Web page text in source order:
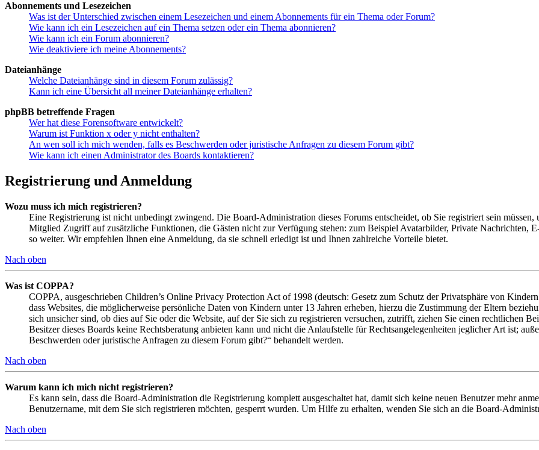
Abonnements und Lesezeichen
Was ist der Unterschied zwischen einem Lesezeichen und einem Abonnements für ein Thema oder Forum?
Wie kann ich ein Lesezeichen auf ein Thema setzen oder ein Thema abonnieren?
Wie kann ich ein Forum abonnieren?
Wie deaktiviere ich meine Abonnements?
Dateianhänge
Welche Dateianhänge sind in diesem Forum zulässig?
Kann ich eine Übersicht all meiner Dateianhänge erhalten?
phpBB betreffende Fragen
Wer hat diese Forensoftware entwickelt?
Warum ist Funktion x oder y nicht enthalten?
An wen soll ich mich wenden, falls es Beschwerden oder juristische Anfragen zu diesem Forum gibt?
Wie kann ich einen Administrator des Boards kontaktieren?
Registrierung und Anmeldung
Wozu muss ich mich registrieren?
Eine Registrierung ist nicht unbedingt zwingend. Die Board-Administration dieses Forums entscheidet, ob Sie registriert sein
Mitglied Zugriff auf zusätzliche Funktionen, die Gästen nicht zur Verfügung stehen: zum Beispiel Avatarbilder, Private Nachrichten,
so weiter. Wir empfehlen Ihnen eine Anmeldung, da sie schnell erledigt ist und Ihnen zahlreiche Vorteile bietet.
Nach oben
Was ist COPPA?
COPPA, ausgeschrieben Children’s Online Privacy Protection Act of 1998 (deutsch: Gesetz zum Schutz der Privatsphäre von
dass Websites, die möglicherweise persönliche Daten von Kindern unter 13 Jahren erheben, hierzu die Zustimmung der Eltern
sich unsicher sind, ob dies auf Sie oder die Website, auf der Sie sich zu registrieren versuchen, zutrifft, ziehen Sie einen rechtlichen
Besitzer dieses Boards keine Rechtsberatung anbieten kann und nicht die Anlaufstelle für Rechtsangelegenheiten jeglicher Art ist;
Beschwerden oder juristische Anfragen zu diesem Forum gibt?“ behandelt werden.
Nach oben
Warum kann ich mich nicht registrieren?
Es kann sein, dass die Board-Administration die Registrierung komplett ausgeschaltet hat, damit sich keine neuen Benutzer mehr
Benutzername, mit dem Sie sich registrieren möchten, gesperrt wurden. Um Hilfe zu erhalten, wenden Sie sich an die Board-
Nach oben